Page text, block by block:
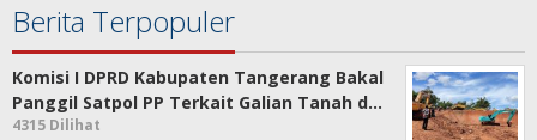
Berita Terpopuler
Komisi I DPRD Kabupaten Tangerang Bakal
Panggil Satpol PP Terkait Galian Tanah d…
4315 Dilihat